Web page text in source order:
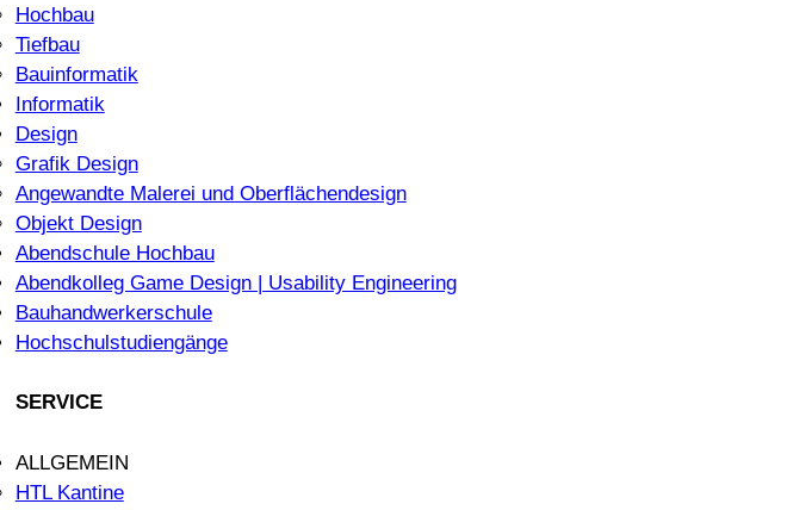
Hochbau
Tiefbau
Bauinformatik
Informatik
Design
Grafik Design
Angewandte Malerei und Oberflächendesign
Objekt Design
Abendschule Hochbau
Abendkolleg Game Design | Usability Engineering
Bauhandwerkerschule
Hochschulstudiengänge
SERVICE
ALLGEMEIN
HTL Kantine